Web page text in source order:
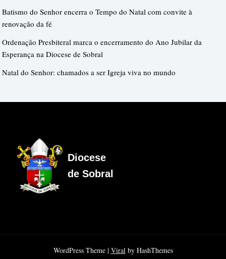
Batismo do Senhor encerra o Tempo do Natal com convite à
renovação da fé
Ordenação Presbiteral marca o encerramento do Ano Jubilar da
Esperança na Diocese de Sobral
Natal do Senhor: chamados a ser Igreja viva no mundo
Diocese
de Sobral
WordPress Theme | Viralby HashThemes